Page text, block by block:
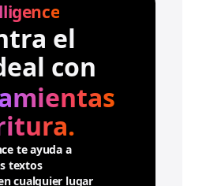
el
con
te ayuda a
textos
cualquier lugar